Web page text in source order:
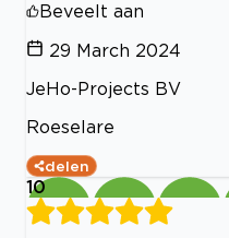
Beveelt aan
29 March 2024
JeHo-Projects BV
Roeselare
delen
10